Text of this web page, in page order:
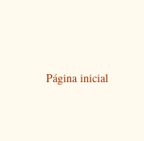
Página inicial